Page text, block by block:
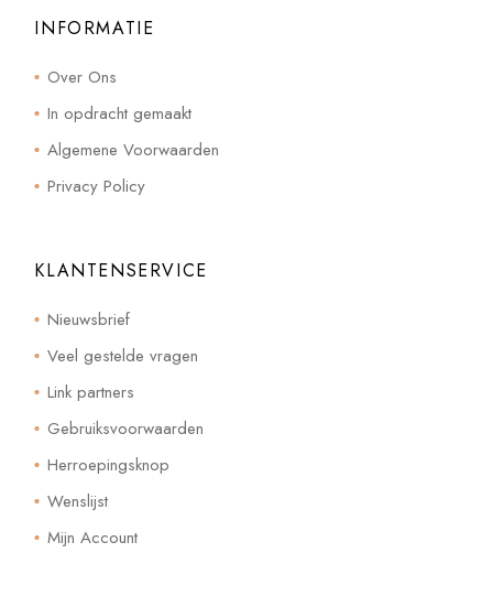
INFORMATIE
Over Ons
In opdracht gemaakt
Algemene Voorwaarden
Privacy Policy
KLANTENSERVICE
Nieuwsbrief
Veel gestelde vragen
Link partners
Gebruiksvoorwaarden
Herroepingsknop
Wenslijst
Mijn Account